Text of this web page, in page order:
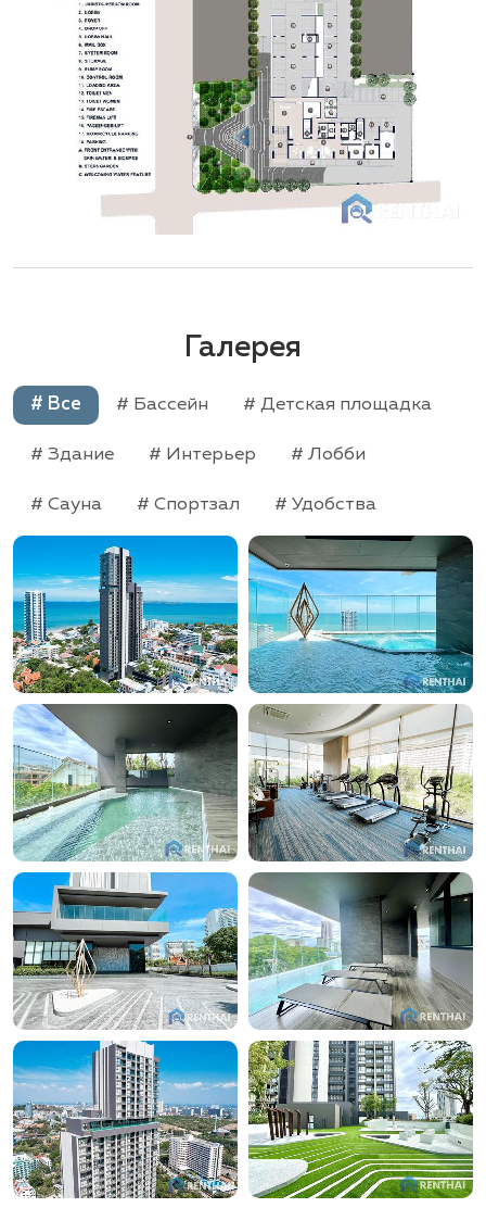
Галерея
# Все # Бассейн # Детская площадка
# Здание # Интерьер # Лобби
# Сауна # Спортзал # Удобства